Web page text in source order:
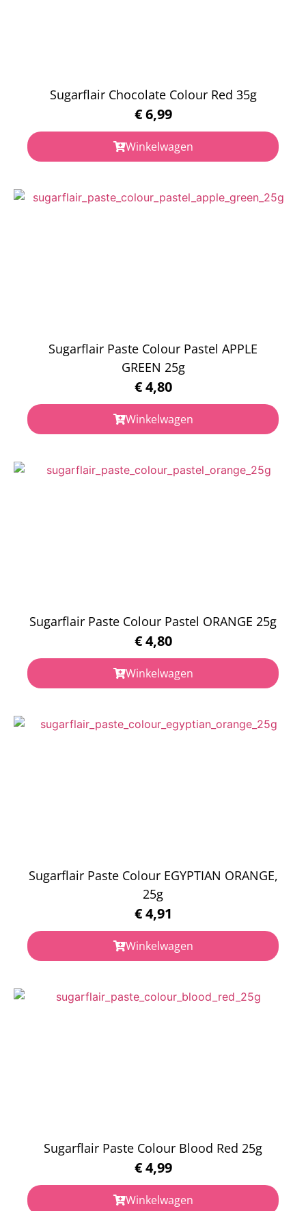
Sugarflair Chocolate Colour Red 35g
€6,99
Winkelwagen
Sugarflair Paste Colour Pastel APPLE
GREEN 25g
€4,80
Winkelwagen
Sugarflair Paste Colour Pastel ORANGE 25g
€4,80
Winkelwagen
Sugarflair Paste Colour EGYPTIAN ORANGE,
25g
€4,91
Winkelwagen
Sugarflair Paste Colour Blood Red 25g
€4,99
Winkelwagen